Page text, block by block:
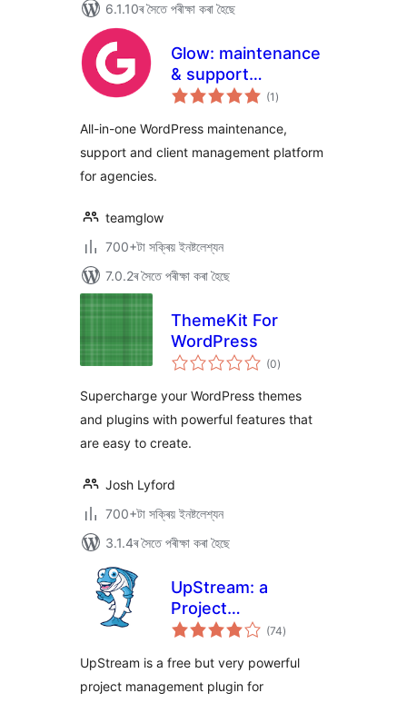
6.1.10ৰ সৈতে পৰীক্ষা কৰা হৈছে
Glow: maintenance
& support
management for
(1 টা
মুঠ)
All-in-one WordPress maintenance,
support and client management platform
for agencies.
teamglow
700+টা সক্ৰিয় ইনষ্টলেশ্যন
7.0.2ৰ সৈতে পৰীক্ষা কৰা হৈছে
ThemeKit For
WordPress
(0টা
মুঠ)
Supercharge your WordPress themes
and plugins with powerful features that
are easy to create.
Josh Lyford
700+টা সক্ৰিয় ইনষ্টলেশ্যন
3.1.4ৰ সৈতে পৰীক্ষা কৰা হৈছে
UpStream: a
Project
Management Plugin
(74টা
মুঠ)
UpStream is a free but very powerful
project management plugin for